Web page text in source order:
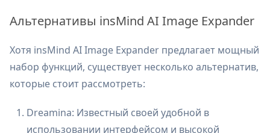
Альтернативы insMind AI Image Expander
Хотя insMind AI Image Expander предлагает мощный
набор функций, существует несколько альтернатив,
которые стоит рассмотреть:
Dreamina: Известный своей удобной в
использовании интерфейсом и высокой